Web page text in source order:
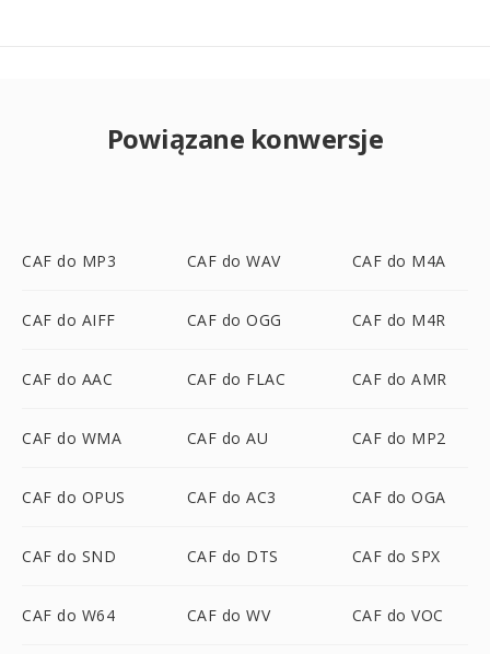
Powiązane konwersje
CAF do MP3 CAF do WAV CAF do M4A
CAF do AIFF CAF do OGG CAF do M4R
CAF do AAC CAF do FLAC CAF do AMR
CAF do WMA CAF do AU CAF do MP2
CAF do OPUS CAF do AC3 CAF do OGA
CAF do SND CAF do DTS CAF do SPX
CAF do W64 CAF do WV CAF do VOC